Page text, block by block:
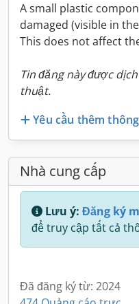
A small plastic
damaged (visible in
This does not affect
Tin đăng này được
thuật.
Yêu cầu thêm
Nhà cung cấp
Lưu ý: Đăng ký
để truy cập tất cả
Đã đăng ký từ: 2024